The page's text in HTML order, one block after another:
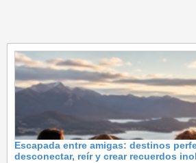
Escapada entre amigas: destinos
desconectar, reír y crear recuerdos